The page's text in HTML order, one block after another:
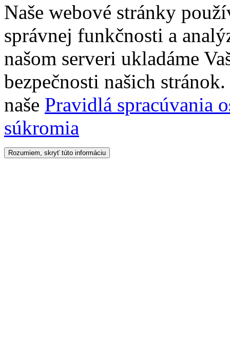
Naše webové stránky
správnej funkčnosti a
našom serveri ukladáme
bezpečnosti našich
naše Pravidlá spracúvania
súkromia
Rozumiem, skryť túto informáciu